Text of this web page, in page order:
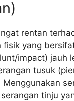
rentan
fisik yang
impact) jauh
tusuk
Menggunakan
tinju